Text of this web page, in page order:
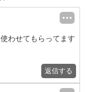
わせてもらってます
返信する